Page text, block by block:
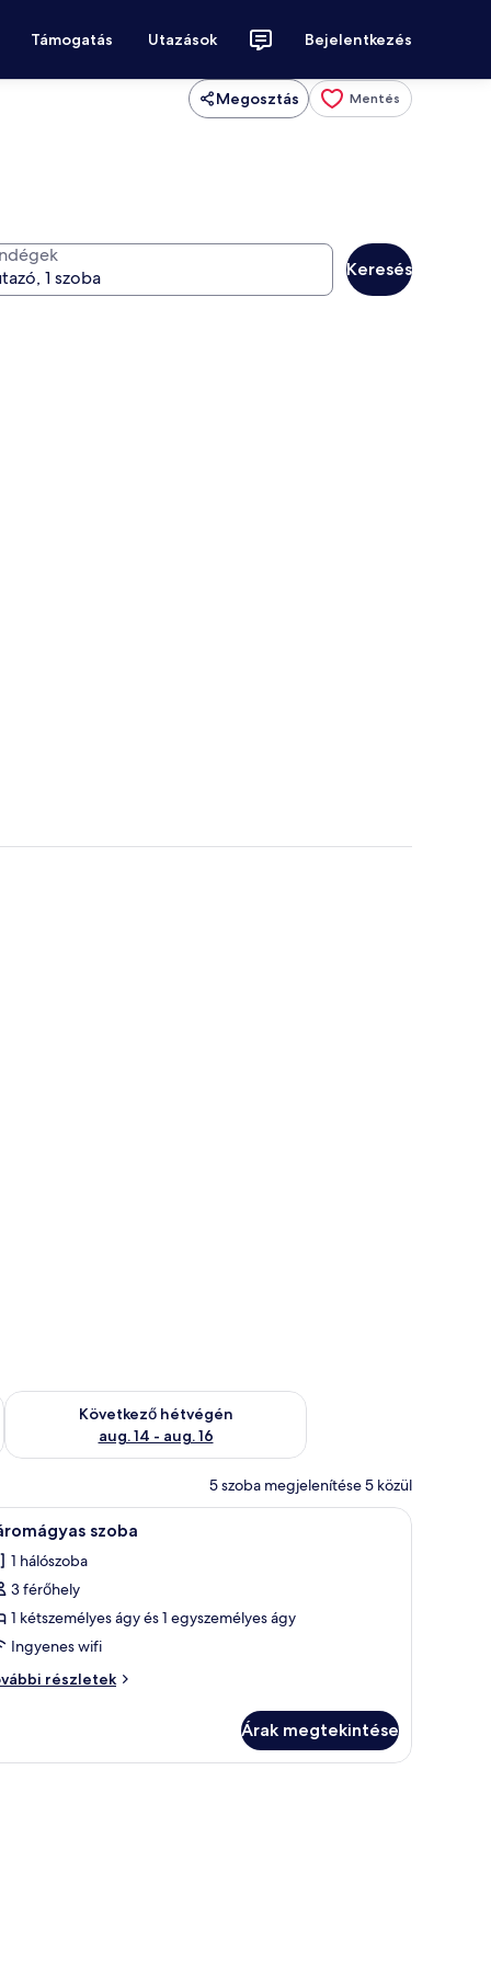
Támogatás Utazások Bejelentkezés
Megosztás Mentés
Keresés
aug. 7 - aug. 9
Következő hétvégén
aug. 14 - aug. 16
A következő hétvégi rendelkezésre állás ellenőrzése: aug. 14 -
5 szoba megjelenítése 5 közül
5 szoba
1 hálószoba
3 férőhely
1 kétszemélyes ágy és 1 egyszemélyes ágy
Ingyenes wifi
részletek
Árak megtekintése